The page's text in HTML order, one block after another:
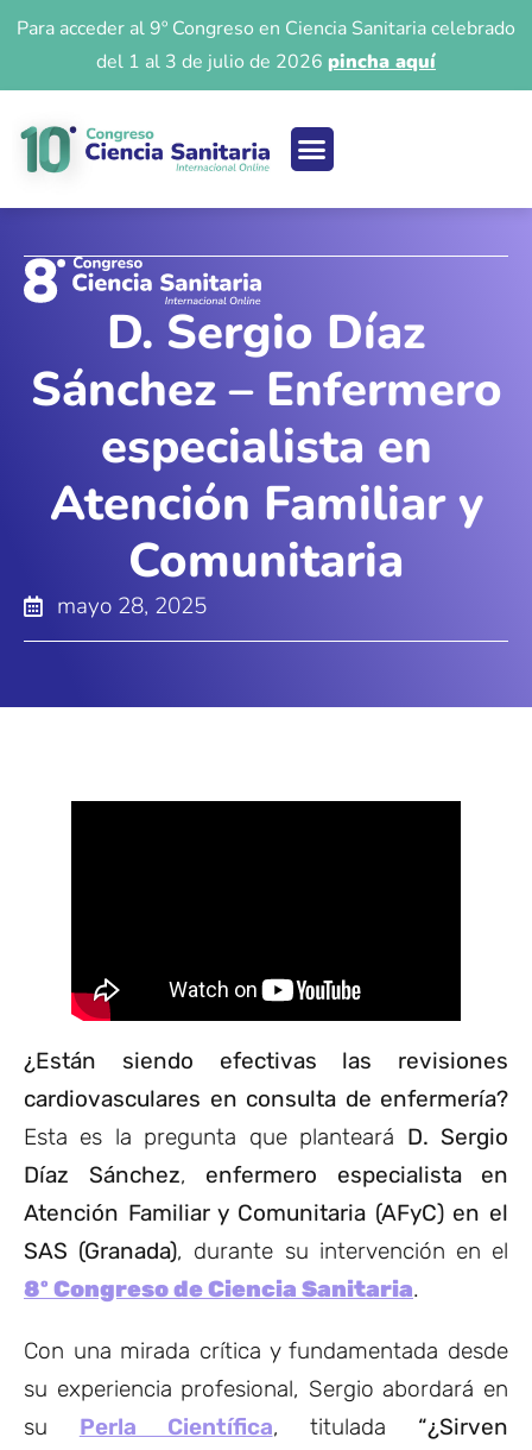
Para acceder al 9º Congreso en Ciencia Sanitaria celebrado
del 1 al 3 de julio de 2026 pincha aquí
D. Sergio Díaz
Sánchez – Enfermero
especialista en
Atención Familiar y
Comunitaria
mayo 28, 2025
¿Están siendo efectivas las revisiones
cardiovasculares en consulta de enfermería?
Esta es la pregunta que planteará D. Sergio
Díaz Sánchez, enfermero especialista en
Atención Familiar y Comunitaria (AFyC) en el
SAS (Granada), durante su intervención en el
8º Congreso de Ciencia Sanitaria.
Con una mirada crítica y fundamentada desde
su experiencia profesional, Sergio abordará en
su Perla Científica, titulada “¿Sirven